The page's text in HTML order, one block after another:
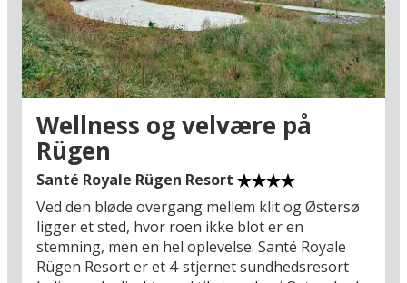
Wellness og velvære på
Rügen
Santé Royale Rügen Resort
Ved den bløde overgang mellem klit og Østersø
ligger et sted, hvor roen ikke blot er en
stemning, men en hel oplevelse. Santé Royale
Rügen Resort er et 4-stjernet sundhedsresort